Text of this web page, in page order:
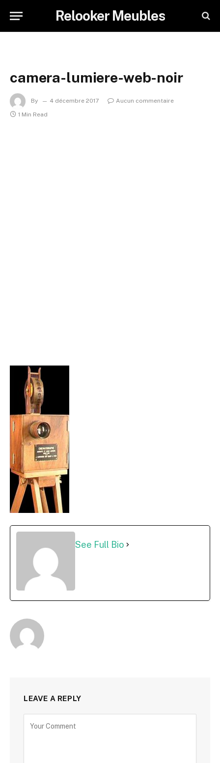
Relooker Meubles
camera-lumiere-web-noir
By 4 décembre 2017
Aucun commentaire
1 Min Read
See Full Bio
LEAVE A REPLY